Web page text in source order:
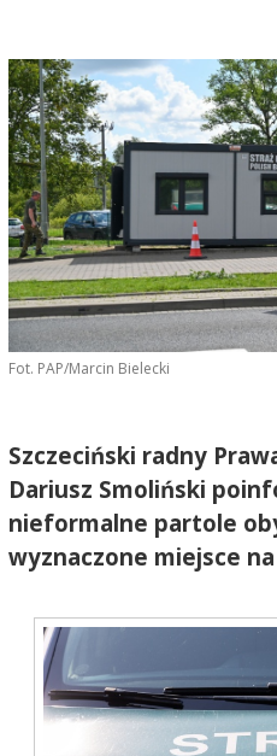
Fot. PAP/Marcin Bielecki
Szczeciński radny
Dariusz Smoliński
nieformalne partole
wyznaczone miejsce